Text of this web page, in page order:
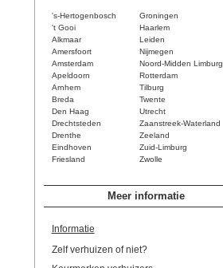
's-Hertogenbosch
Groningen
't Gooi
Haarlem
Alkmaar
Leiden
Amersfoort
Nijmegen
Amsterdam
Noord-Midden Limburg
Apeldoorn
Rotterdam
Arnhem
Tilburg
Breda
Twente
Den Haag
Utrecht
Drechtsteden
Zaanstreek-Waterland
Drenthe
Zeeland
Eindhoven
Zuid-Limburg
Friesland
Zwolle
Meer informatie
Informatie
Zelf verhuizen of niet?